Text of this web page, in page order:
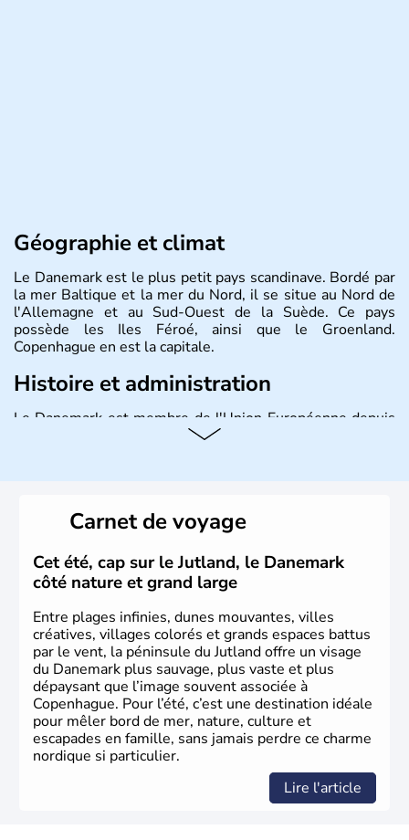
Géographie et climat
Le Danemark est le plus petit pays scandinave. Bordé par
la mer Baltique et la mer du Nord, il se situe au Nord de
l'Allemagne et au Sud-Ouest de la Suède. Ce pays
possède les Iles Féroé, ainsi que le Groenland.
Copenhague en est la capitale.
Histoire et administration
Le Danemark est membre de l'Union Européenne depuis
1973 et ses habitants s'appellent les Danois. Il possède
Carnet de voyage
Cet été, cap sur le Jutland, le Danemark
côté nature et grand large
Entre plages infinies, dunes mouvantes, villes
créatives, villages colorés et grands espaces battus
par le vent, la péninsule du Jutland offre un visage
du Danemark plus sauvage, plus vaste et plus
dépaysant que l’image souvent associée à
Copenhague. Pour l’été, c’est une destination idéale
pour mêler bord de mer, nature, culture et
escapades en famille, sans jamais perdre ce charme
nordique si particulier.
Lire l'article